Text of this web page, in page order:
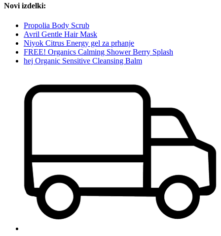
Novi izdelki:
Propolia Body Scrub
Avril Gentle Hair Mask
Niyok Citrus Energy gel za prhanje
FREE! Organics Calming Shower Berry Splash
hej Organic Sensitive Cleansing Balm